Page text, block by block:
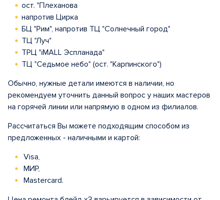
ост. "Плеханова
напротив Цирка
БЦ "Рим", напротив ТЦ "Солнечный город"
ТЦ "Луч"
ТРЦ "iMALL Эспланада"
ТЦ "Седьмое небо" (ост. "Карпинского")
Обычно, нужные детали имеются в наличии, но
рекомендуем уточнить данный вопрос у наших мастеров
на горячей линии или напрямую в одном из филиалов.
Рассчитаться Вы можете подходящим способом из
предложенных - наличными и картой:
Visa,
МИР,
Mastercard.